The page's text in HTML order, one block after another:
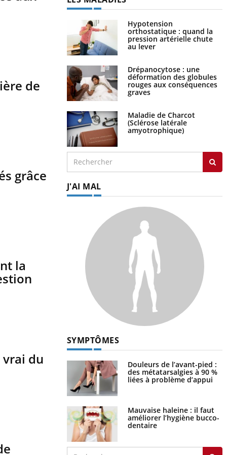
de
grâce
la
vrai du
Hypotension
orthostatique : quand la
pression artérielle chute
au lever
Drépanocytose : une
déformation des globules
rouges aux conséquences
graves
Maladie de Charcot
(Sclérose latérale
amyotrophique)
J'AI MAL
SYMPTÔMES
Douleurs de l’avant-pied :
des métatarsalgies à 90 %
liées à problème d’appui
Mauvaise haleine : il faut
améliorer l’hygiène bucco-
dentaire